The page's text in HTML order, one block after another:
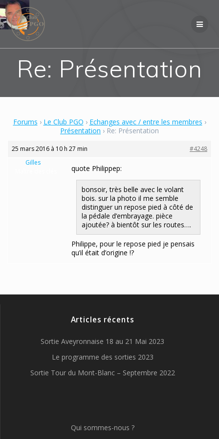
Re: Présentation
Forums › Le Club PGO › Echanges avec / entre les membres ›
Présentation › Re: Présentation
25 mars 2016 à 10 h 27 min
#4248
Gilles
quote Philippep:
bonsoir, très belle avec le volant
bois. sur la photo il me semble
distinguer un repose pied à côté de
la pédale d’embrayage. pièce
ajoutée? à bientôt sur les routes….
Philippe, pour le repose pied je pensais
qu’il était d’origine !?
Articles récents
Sortie Aveyronnaise 18 au 21 Mai 2023
Le programme des sorties 2023
Sortie Tour du Mont-Blanc – Septembre 2022
Qui sommes-nous ?